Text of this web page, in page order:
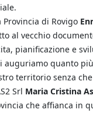
di Rovigo
al vecchio
pianificazione e
auguriamo quanto
territorio senza
Srl Maria Cristina
che affianca in